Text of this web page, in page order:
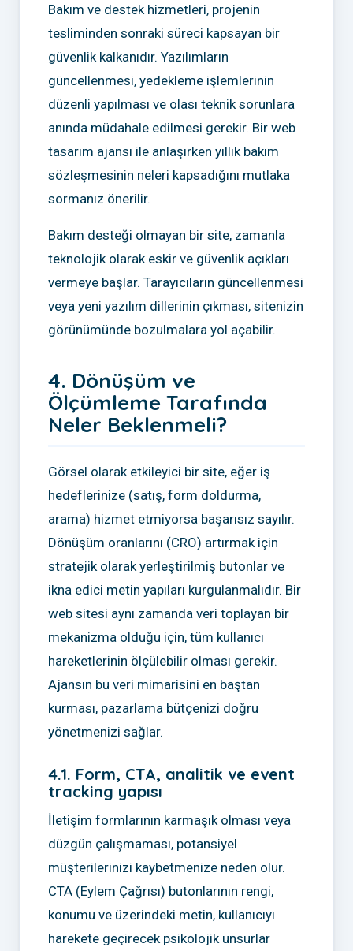
Bakım ve destek hizmetleri, projenin
tesliminden sonraki süreci kapsayan bir
güvenlik kalkanıdır. Yazılımların
güncellenmesi, yedekleme işlemlerinin
düzenli yapılması ve olası teknik sorunlara
anında müdahale edilmesi gerekir. Bir web
tasarım ajansı ile anlaşırken yıllık bakım
sözleşmesinin neleri kapsadığını mutlaka
sormanız önerilir.
Bakım desteği olmayan bir site, zamanla
teknolojik olarak eskir ve güvenlik açıkları
vermeye başlar. Tarayıcıların güncellenmesi
veya yeni yazılım dillerinin çıkması, sitenizin
görünümünde bozulmalara yol açabilir.
4. Dönüşüm ve
Ölçümleme Tarafında
Neler Beklenmeli?
Görsel olarak etkileyici bir site, eğer iş
hedeflerinize (satış, form doldurma,
arama) hizmet etmiyorsa başarısız sayılır.
Dönüşüm oranlarını (CRO) artırmak için
stratejik olarak yerleştirilmiş butonlar ve
ikna edici metin yapıları kurgulanmalıdır. Bir
web sitesi aynı zamanda veri toplayan bir
mekanizma olduğu için, tüm kullanıcı
hareketlerinin ölçülebilir olması gerekir.
Ajansın bu veri mimarisini en baştan
kurması, pazarlama bütçenizi doğru
yönetmenizi sağlar.
4.1. Form, CTA, analitik ve event
tracking yapısı
İletişim formlarının karmaşık olması veya
düzgün çalışmaması, potansiyel
müşterilerinizi kaybetmenize neden olur.
CTA (Eylem Çağrısı) butonlarının rengi,
konumu ve üzerindeki metin, kullanıcıyı
harekete geçirecek psikolojik unsurlar